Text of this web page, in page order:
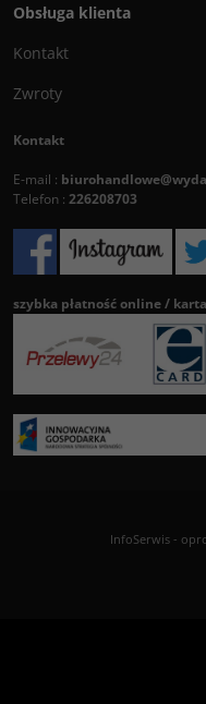
Obsługa klienta
Kontakt
Zwroty
Kontakt
E-mail :
Telefon : 226208703
szybka płatność online /
InfoSerwis-